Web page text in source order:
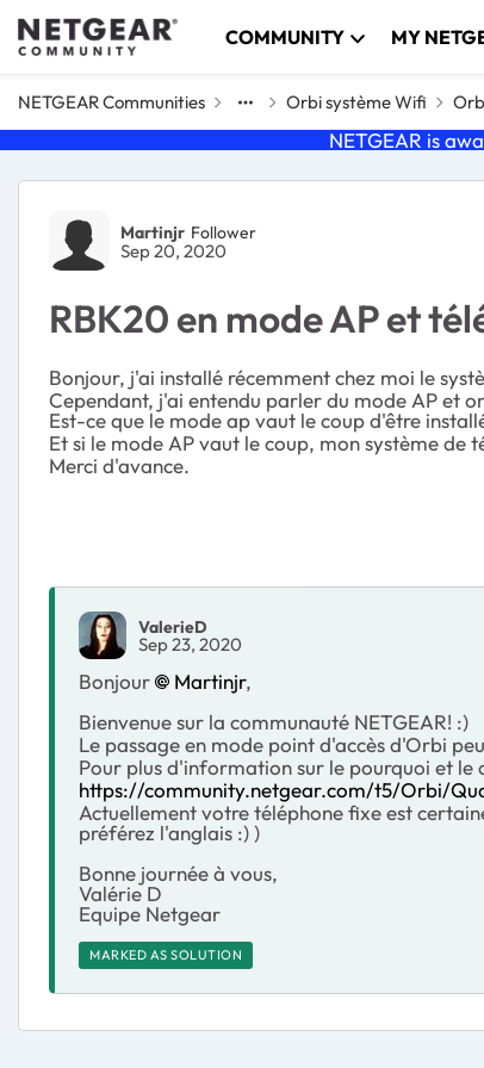
Skip to content COMMUNITY MY
NETGEAR Communities Orbi système Wifi
NETGEAR is
Forum Discussion
Martinjr Follower
Sep 20, 2020
RBK20 en mode AP et
Bonjour, j'ai installé récemment chez moi le
Cependant, j'ai entendu parler du mode AP et
Est-ce que le mode ap vaut le coup d'être
Et si le mode AP vaut le coup, mon système
Merci d'avance.
ValerieD
Sep 23, 2020
Bonjour Martinjr,
Bienvenue sur la communauté NETGEAR! :)
Le passage en mode point d'accès d'Orbi
Pour plus d'information sur le pourquoi et le
https://community.netgear.com/t5/Orbi/
Actuellement votre téléphone fixe est
préférez l'anglais :) )
Bonne journée à vous,
Valérie D
Equipe Netgear
MARKED AS SOLUTION